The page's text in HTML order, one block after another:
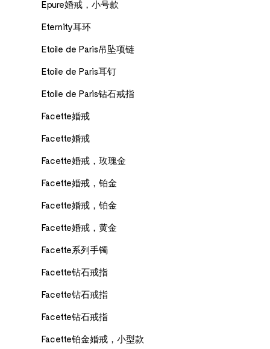
Epure婚戒，小号款
Eternity耳环
Etoile de Paris吊坠项链
Etoile de Paris耳钉
Etoile de Paris钻石戒指
Facette婚戒
Facette婚戒
Facette婚戒，玫瑰金
Facette婚戒，铂金
Facette婚戒，铂金
Facette婚戒，黄金
Facette系列手镯
Facette钻石戒指
Facette钻石戒指
Facette钻石戒指
Facette铂金婚戒，小型款